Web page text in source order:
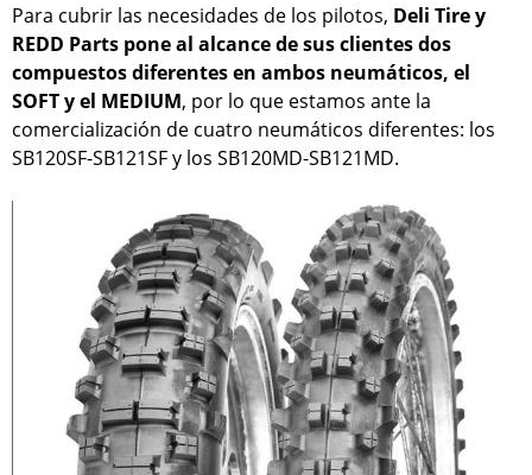
Para cubrir las necesidades de los pilotos, Deli Tire y
REDD Parts pone al alcance de sus clientes dos
compuestos diferentes en ambos neumáticos, el
SOFT y el MEDIUM, por lo que estamos ante la
comercialización de cuatro neumáticos diferentes: los
SB120SF-SB121SF y los SB120MD-SB121MD.